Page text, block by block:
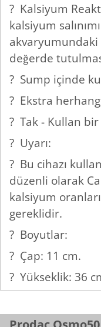
? Kalsiyum
kalsiyum
değerde
? Sump içinde
? Ekstra
? Tak - Kullan bir
? Uyarı:
? Bu cihazı
düzenli olarak
kalsiyum
gereklidir.
? Boyutlar:
? Çap: 11 cm.
? Yükseklik: 36